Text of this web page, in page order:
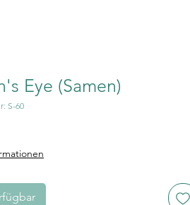
Eye (Samen)
S-60